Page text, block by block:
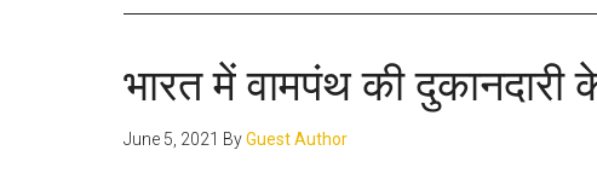
भारत में वामपंथ की
June 5, 2021 ByGuest Author